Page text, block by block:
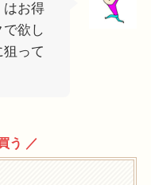
はお得
欲し
って
う ／